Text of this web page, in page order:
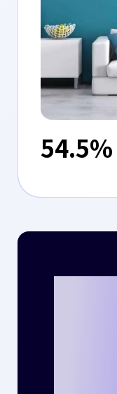
54.5%